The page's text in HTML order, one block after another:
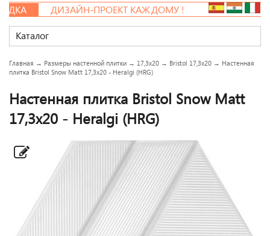
ДИЗАЙН-ПРОЕКТ КАЖДОМУ !
Каталог
Главная → Размеры настенной плитки → 17,3x20 → Bristol 17,3x20 → Настенная
плитка Bristol Snow Matt 17,3x20 - Heralgi (HRG)
Настенная плитка Bristol Snow Matt
17,3x20 - Heralgi (HRG)